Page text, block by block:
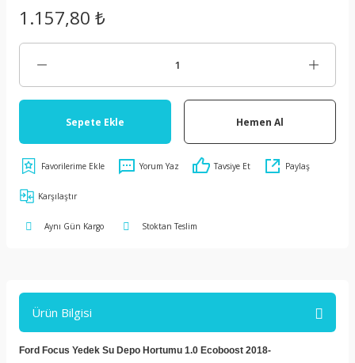
1.157,80 ₺
Sepete Ekle Hemen Al
Yorum Yaz Tavsiye Et Paylaş
Karşılaştır
Aynı Gün Kargo Stoktan Teslim
Ürün Bilgisi
Ford Focus Yedek Su Depo Hortumu 1.0 Ecoboost 2018-